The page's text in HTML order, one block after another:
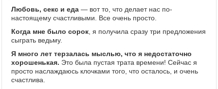
Любовь, секс и еда — вот то, что делает нас по-
настоящему счастливыми. Все очень просто.
Когда мне было сорок , я получила сразу три предложения
сыграть ведьму.
Я много лет терзалась мыслью, что я недостаточно
хорошенькая. Это была пустая трата времени! Сейчас я
просто наслаждаюсь клочками того, что осталось, и очень
счастлива.